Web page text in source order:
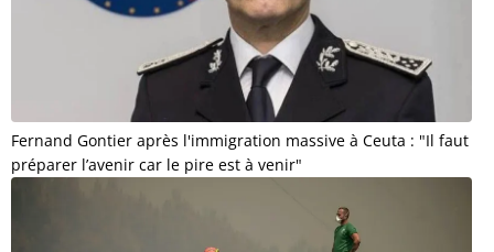
Fernand Gontier après l'immigration massive à Ceuta : "Il faut
préparer l’avenir car le pire est à venir"